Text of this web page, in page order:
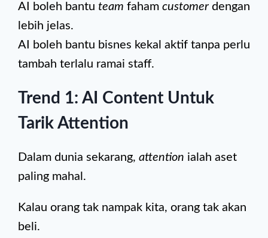
AI boleh bantu team faham customer dengan
lebih jelas.
AI boleh bantu bisnes kekal aktif tanpa perlu
tambah terlalu ramai staff.
Trend 1: AI Content Untuk
Tarik Attention
Dalam dunia sekarang, attention ialah aset
paling mahal.
Kalau orang tak nampak kita, orang tak akan
beli.